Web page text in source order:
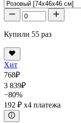
Купили 55 раз
Хит
768₽
3 839₽
−80%
192 ₽ x4 платежа